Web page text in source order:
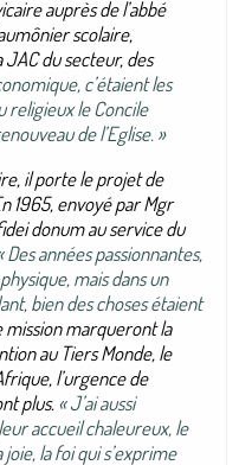
auprès de l’abbé
scolaire,
JAC du secteur, des
c’étaient les
religieux le Concile
de l’Eglise. »
il porte le projet de
1965, envoyé par Mgr
donumau service du
Des années passionnantes,
mais dans un
bien des choses étaient
mission marqueront la
au Tiers Monde, le
l’urgence de
plus. « J’ai aussi
accueil chaleureux, le
la foi qui s’exprime